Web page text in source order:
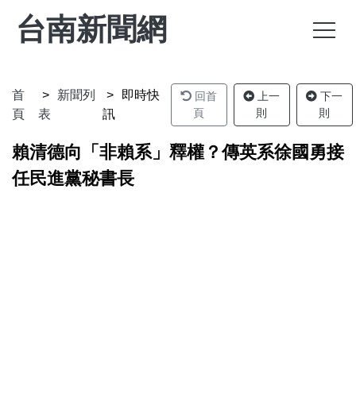
台南新聞網
首
頁
新聞列
表
即時快
訊
回首
頁
上一
則
下一
則
賴清德向「非賴系」釋權？傳英系徐國勇接
任民進黨秘書長